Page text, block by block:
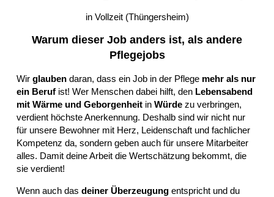
in Vollzeit (Thüngersheim)
Warum dieser Job anders ist, als andere
Pflegejobs
Wir glaubendaran, dass ein Job in der Pflege mehr als nur
ein Berufist! Wer Menschen dabei hilft, den Lebensabend
mit Wärme und Geborgenheitin Würdezu verbringen,
verdient höchste Anerkennung. Deshalb sind wir nicht nur
für unsere Bewohner mit Herz, Leidenschaft und fachlicher
Kompetenz da, sondern geben auch für unsere Mitarbeiter
alles. Damit deine Arbeit die Wertschätzung bekommt, die
sie verdient!
Wenn auch das deiner Überzeugungentspricht und du